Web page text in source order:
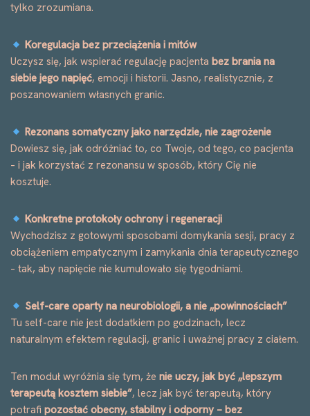
tylko zrozumiana.
Koregulacja bez przeciążenia i mitów
Uczysz się, jak wspierać regulację pacjenta bez brania na
siebie jego napięć, emocji i historii. Jasno, realistycznie, z
poszanowaniem własnych granic.
Rezonans somatyczny jako narzędzie, nie zagrożenie
Dowiesz się, jak odróżniać to, co Twoje, od tego, co pacjenta
– i jak korzystać z rezonansu w sposób, który Cię nie
kosztuje.
Konkretne protokoły ochrony i regeneracji
Wychodzisz z gotowymi sposobami domykania sesji, pracy z
obciążeniem empatycznym i zamykania dnia terapeutycznego
– tak, aby napięcie nie kumulowało się tygodniami.
Self-care oparty na neurobiologii, a nie „powinnościach”
Tu self-care nie jest dodatkiem po godzinach, lecz
naturalnym efektem regulacji, granic i uważnej pracy z ciałem.
Ten moduł wyróżnia się tym, że nie uczy, jak być „lepszym
terapeutą kosztem siebie”, lecz jak być terapeutą, który
potrafi pozostać obecny, stabilny i odporny – bez